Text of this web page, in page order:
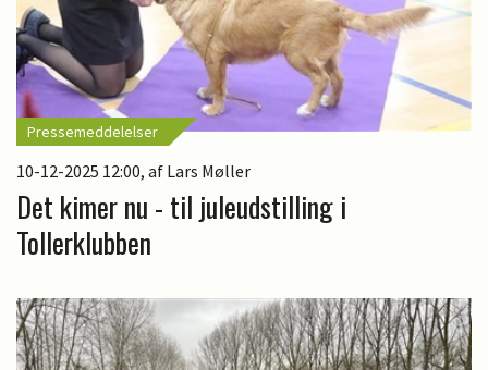
Pressemeddelelser
10-12-2025 12:00, af Lars Møller
Det kimer nu - til juleudstilling i
Tollerklubben